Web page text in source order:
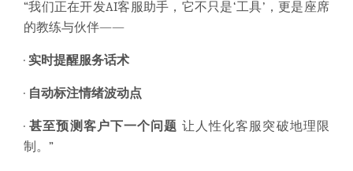
“我们正在开发AI客服助手，它不只是‘工具’，更是座席
的教练与伙伴——
· 实时提醒服务话术
· 自动标注情绪波动点
·甚至预测客户下一个问题 让人性化客服突破地理限
制。”